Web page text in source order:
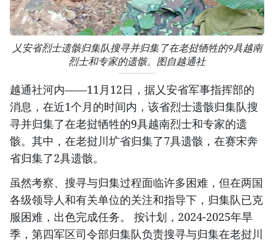
乂安省烈士遗骸归集队搜寻并归集了在老挝牺牲的9具越南
烈士和专家的遗骸。图自越通社
越通社河内——11月12日，据乂安省军事指挥部的
消息，在近1个月的时间内，该省烈士遗骸归集队搜
寻并归集了在老挝牺牲的9具越南烈士和专家的遗
骸。其中，在老挝川圹省归集了7具遗骸，在赛宋奔
省归集了2具遗骸。
虽然考察、搜寻与归集过程面临许多困难，但在两国
各级领导人和有关单位的关注和指导下，归集队已克
服困难，出色完成任务。 按计划，2024-2025年旱
季，第四军区司令部归集队负责搜寻与归集在老挝川